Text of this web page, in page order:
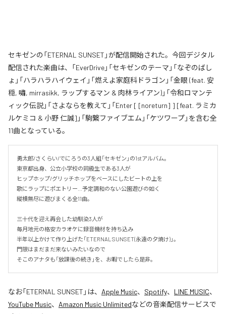
セキゼンの「ETERNAL SUNSET」が配信開始された。今回デジタル
配信された楽曲は、「EverDrive」「セキゼンのテーマ」「なぞのばし
ょ」「ハラハラハイウェイ」「燃えよ家庭科ドラゴン」「金眼 (feat. 安
穏, 嘯, mirrasikk, ラップするマン & 肉林ライアン)」「令和ロマンテ
ィック伝説」「さよならを教えて」「Enter [ [noreturn] ] [feat. ラミカ
ルケミコ & 小野 仁誠]」「駒繋ファイブエム」「ケツワープ」を含む全
11曲となっている。
勇太郎/さくらい/でにろうの3人組「セキゼン」の1stアルバム。
東京都出身、公立小学校の同級生である3人が
ヒップホップ/グリッチホップをベースにしたビートの上を
歌にラップにポエトリー…予定調和のない公園遊びの如く
縦横無尽に遊びまくる全11曲。
三十代を迎え再会した幼馴染3人が
毎月地元の格安カラオケに録音機材を持ち込み
半年以上かけて作り上げた「ETERNAL SUNSET(永遠の夕焼け)」。
門限はまだまだ来ないみたいなので
そこのアナタも「放課後の続き」を、お暇でしたら是非。
なお「ETERNAL SUNSET 」は、 Apple Music、 Spotify、 LINE MUSIC、
YouTube Music、 Amazon Music Unlimitedなどの音楽配信サービスで